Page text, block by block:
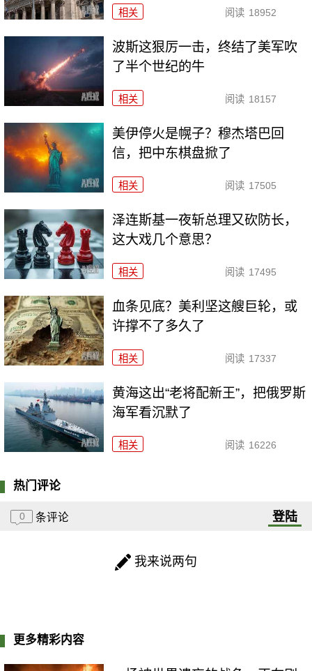
相关 阅读 18952
波斯这狠厉一击，终结了美军吹
了半个世纪的牛
相关 阅读 18157
美伊停火是幌子？穆杰塔巴回
信，把中东棋盘掀了
相关 阅读 17505
泽连斯基一夜斩总理又砍防长，
这大戏几个意思？
相关 阅读 17495
血条见底？美利坚这艘巨轮，或
许撑不了多久了
相关 阅读 17337
黄海这出“老将配新王”，把俄罗斯
海军看沉默了
相关 阅读 16226
热门评论
0 条评论 登陆
我来说两句
更多精彩内容